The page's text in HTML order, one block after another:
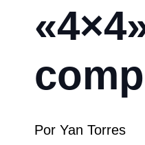
Por Yan Torres